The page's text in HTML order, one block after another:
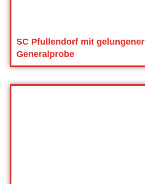
SC Pfullendorf mit gelungener
Generalprobe